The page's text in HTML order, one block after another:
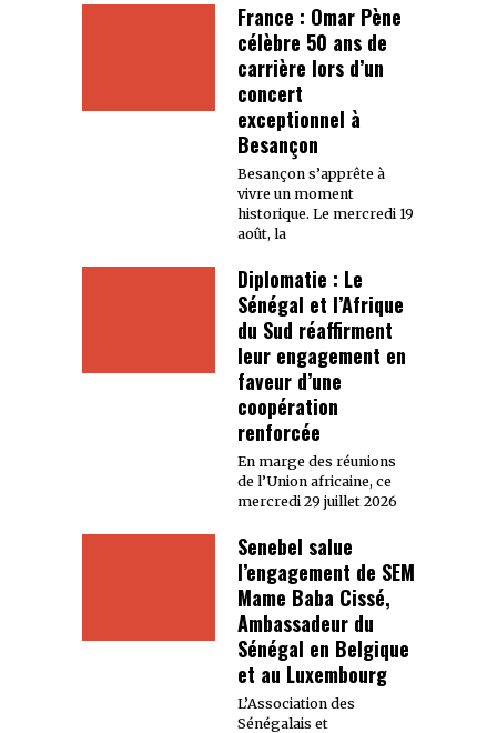
France : Omar Pène
célèbre 50 ans de
carrière lors d’un
concert
exceptionnel à
Besançon
Besançon s’apprête à
vivre un moment
historique. Le mercredi 19
août, la
Diplomatie : Le
Sénégal et l’Afrique
du Sud réaffirment
leur engagement en
faveur d’une
coopération
renforcée
En marge des réunions
de l’Union africaine, ce
mercredi 29 juillet 2026
Senebel salue
l’engagement de SEM
Mame Baba Cissé,
Ambassadeur du
Sénégal en Belgique
et au Luxembourg
L’Association des
Sénégalais et